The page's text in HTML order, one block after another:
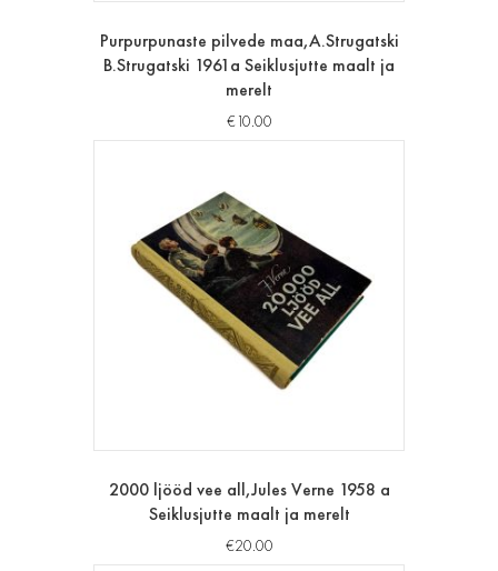
Purpurpunaste pilvede maa,A.Strugatski
B.Strugatski 1961a Seiklusjutte maalt ja
merelt
€10.00
2000 ljööd vee all,Jules Verne 1958 a
Seiklusjutte maalt ja merelt
€20.00